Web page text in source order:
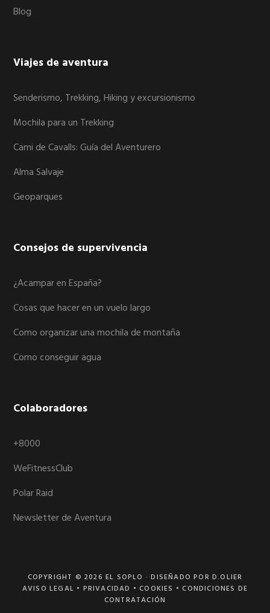
Blog
Viajes de aventura
Senderismo, Trekking, Hiking y excursionismo
Mochila para un Trekking
Cami de Cavalls: Guía del Aventurero
Alma Salvaje
Geoparques
Consejos de supervivencia
¿Acampar en España?
Cosas que hacer en un vuelo largo
Como organizar una mochila de montaña
Como conseguir agua
Colaboradores
+8000
WeFitnessClub
Polar Raid
Newsletter de Aventura
COPYRIGHT © 2026EL SOPLO · DISEÑADO POR D.OLIER
AVISO LEGAL • PRIVACIDAD •COOKIES •CONDICIONES DE
CONTRATACIÓN